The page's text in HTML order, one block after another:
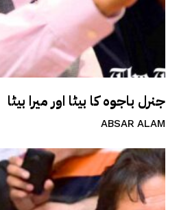
جنرل باجوہ کا بیٹا اور میرا بیٹا
ABSAR ALAM